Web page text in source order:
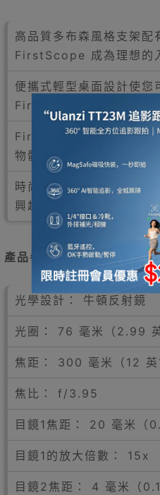
高品質多布森風格支架
FirstScope 成為理想的
便攜式輕型桌面設計使您
FirstScope 望遠鏡
FirstScope 非常容易觀
物體的方向移動即可在夜
時尚的裝飾設計使
興趣的人的絕佳紀念品
產品參數
光學設計： 牛頓反射鏡
光圈： 76 毫米（2.99 英
焦距： 300 毫米（12 英
焦比： f/3.95
目鏡1焦距： 20 毫米（
目鏡1的放大倍數： 15x
目鏡2焦距： 4 毫米（